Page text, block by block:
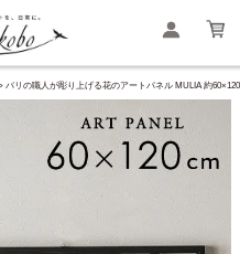
バリの職人が彫り上げる花のアートパネル MULIA 約